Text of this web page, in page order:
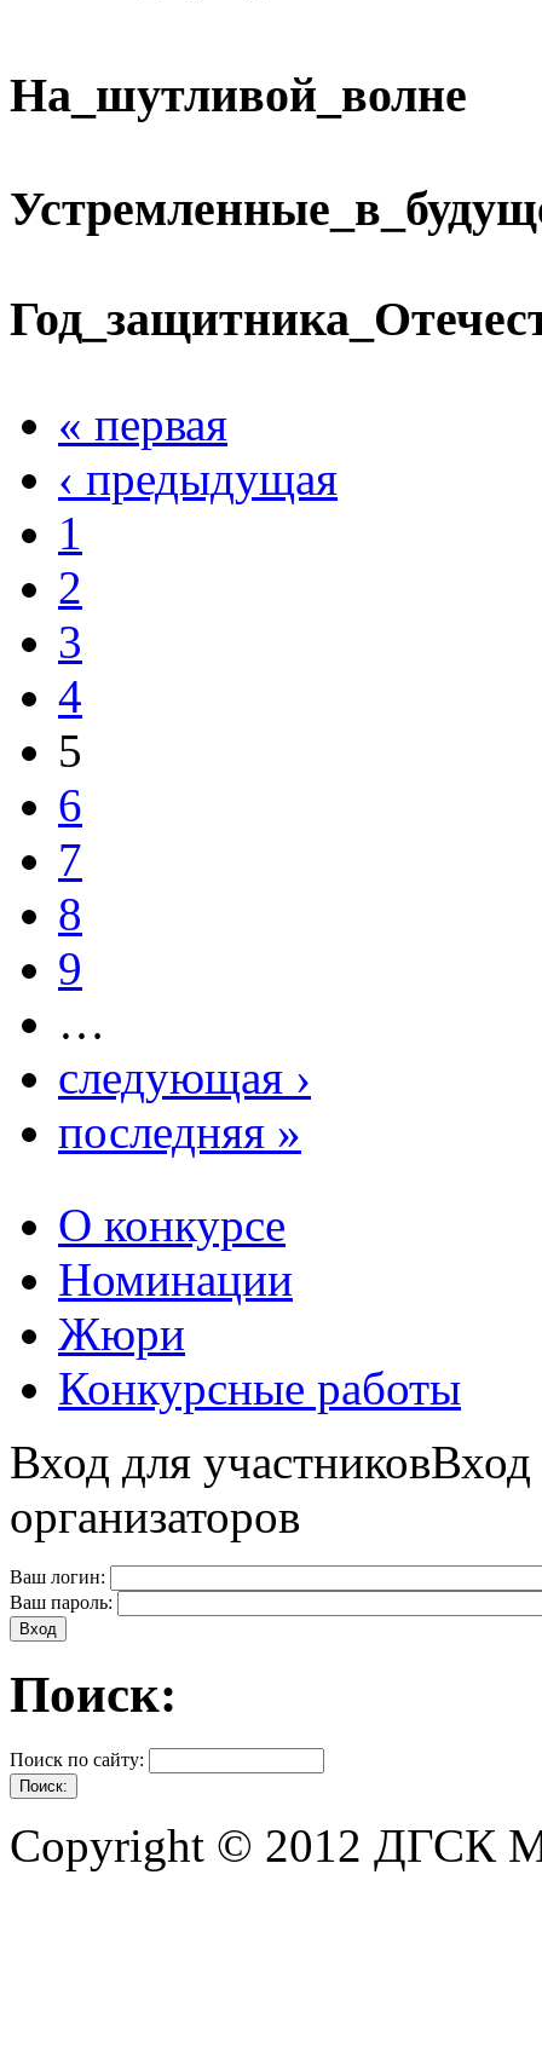
На_шутливой_волне
« первая
‹ предыдущая
1
2
3
4
5
6
7
8
9
…
следующая ›
последняя »
О конкурсе
Номинации
Жюри
Конкурсные работы
Вход для участников
организаторов
Ваш логин:
Ваш пароль:
Поиск:
Поиск по сайту:
Copyright © 2012 ДГСК